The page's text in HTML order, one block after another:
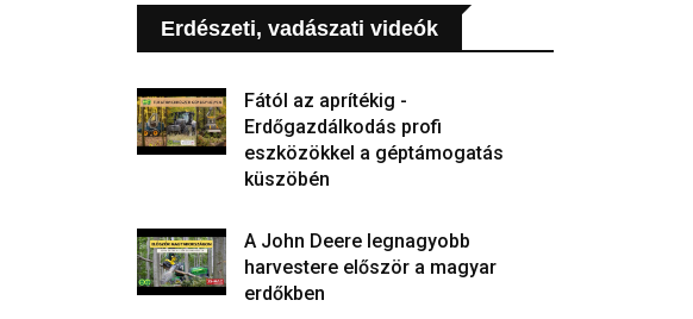
Erdészeti, vadászati videók
Fától az aprítékig -
Erdőgazdálkodás profi
eszközökkel a géptámogatás
küszöbén
A John Deere legnagyobb
harvestere először a magyar
erdőkben